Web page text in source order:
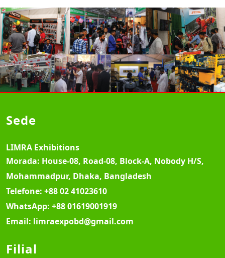
Sede
LIMRA Exhibitions
Morada: House-08, Road-08, Block-A, Nobody H/S,
Mohammadpur, Dhaka, Bangladesh
Telefone: +88 02 41023610
WhatsApp: +88 01619001919
Email: limraexpobd@gmail.com
Filial